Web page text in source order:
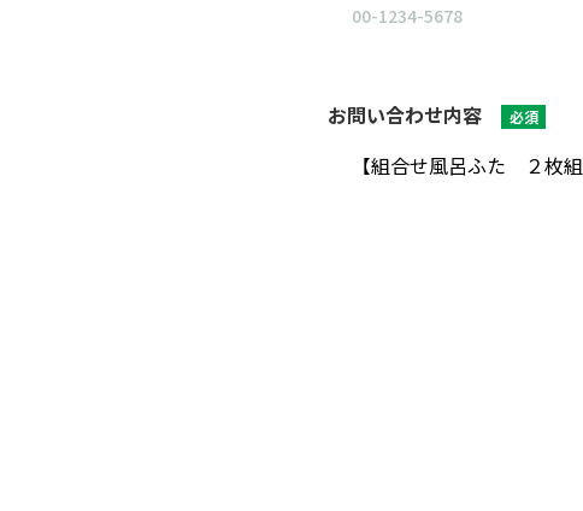
お問い合わせ内容 必須